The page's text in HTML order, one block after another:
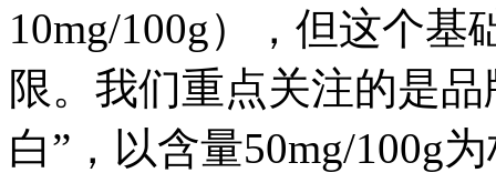
10mg/100g），但这个
限。我们重点关注的是
白”，以含量50mg/100g